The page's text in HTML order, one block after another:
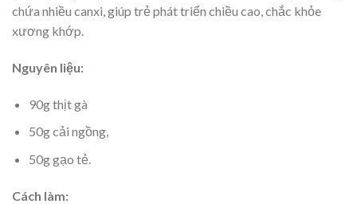
chứa nhiều canxi, giúp trẻ phát triển chiều cao, chắc khỏe
xương khớp.
Nguyên liệu:
90g thịt gà
50g cải ngồng,
50g gạo tẻ.
Cách làm: